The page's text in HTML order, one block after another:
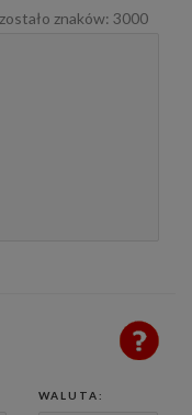
znaków: 3000
WALUTA: